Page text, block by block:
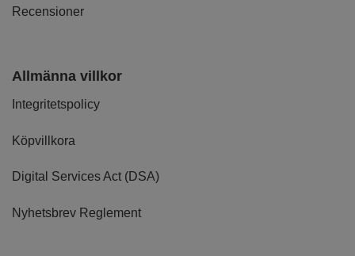
Recensioner
Allmänna villkor
Integritetspolicy
Köpvillkora
Digital Services Act (DSA)
Nyhetsbrev Reglement